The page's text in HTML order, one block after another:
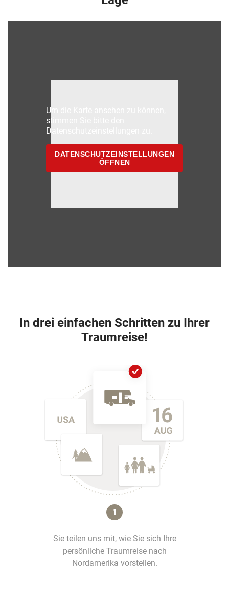
Um die Karte ansehen zu können,
stimmen Sie bitte den
Datenschutzeinstellungen zu.
DATENSCHUTZEINSTELLUNGEN
ÖFFNEN
In drei einfachen Schritten zu Ihrer
Traumreise!
1
Sie teilen uns mit, wie Sie sich Ihre
persönliche Traumreise nach
Nordamerika vorstellen.